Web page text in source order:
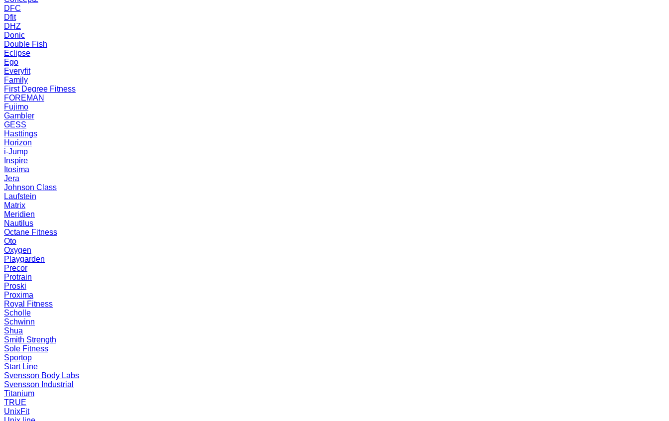
DFC
Dfit
DHZ
Donic
Double Fish
Eclipse
Ego
Everyfit
Family
First Degree Fitness
FOREMAN
Fujimo
Gambler
GESS
Hasttings
Horizon
i-Jump
Inspire
Itosima
Jera
Johnson Class
Laufstein
Matrix
Meridien
Nautilus
Octane Fitness
Oto
Oxygen
Playgarden
Precor
Protrain
Proski
Proxima
Royal Fitness
Scholle
Schwinn
Shua
Smith Strength
Sole Fitness
Sportop
Start Line
Svensson Body Labs
Svensson Industrial
Titanium
TRUE
UnixFit